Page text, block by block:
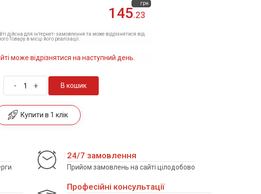
145.23
грн
дійсна для інтернет- замовлення та може відрізнятися від
Товару в місці його реалізації.
може відрізнятися на наступний день.
- + В кошик
Купити в 1 клік
24/7 замовлення
Прийом замовлень на сайті цілодобово
Професійні консультації